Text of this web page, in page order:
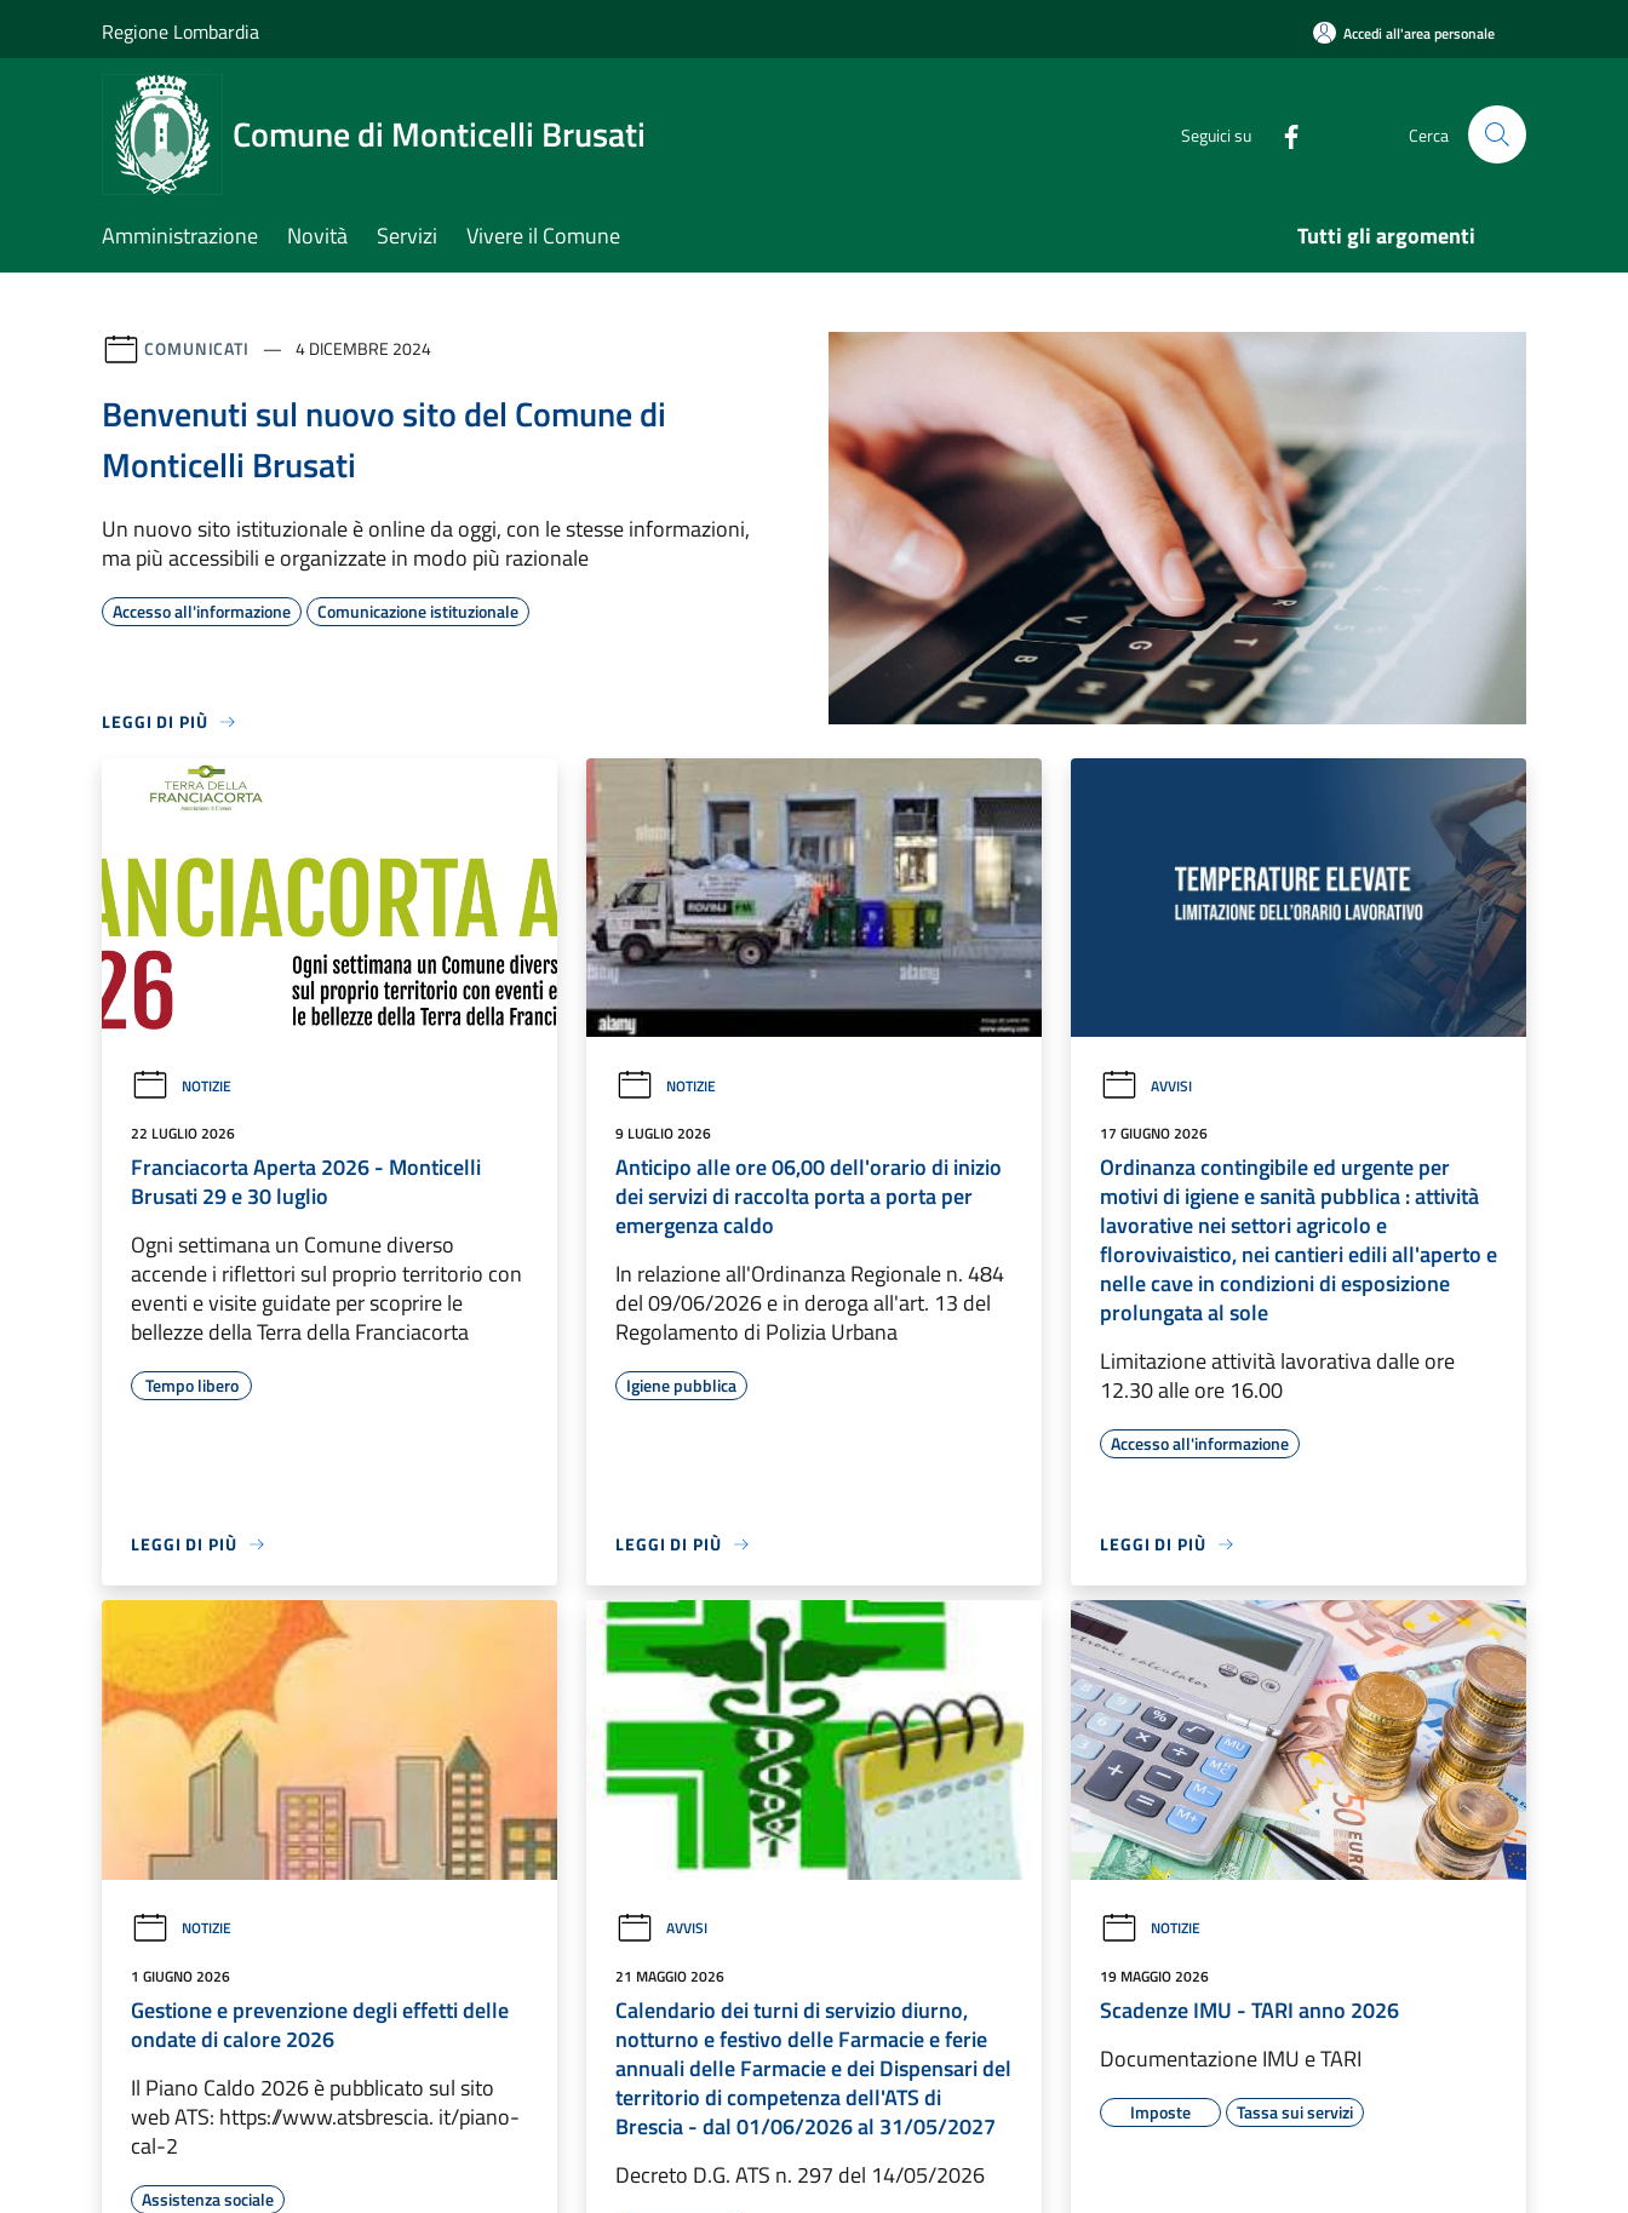
Regione Lombardia Accedi all'area personale
Comune di Monticelli Brusati Seguici su Cerca
Amministrazione Novità Servizi Vivere il Comune Tutti gli argomenti
COMUNICATI 4 DICEMBRE 2024
Benvenuti sul nuovo sito del Comune di
Monticelli Brusati
Un nuovo sito istituzionale è online da oggi, con le stesse informazioni,
ma più accessibili e organizzate in modo più razionale
Accesso all'informazione Comunicazione istituzionale
LEGGI DI PIÙ
NOTIZIE
22 LUGLIO 2026
Franciacorta Aperta 2026 - Monticelli
Brusati 29 e 30 luglio
Ogni settimana un Comune diverso
accende i riflettori sul proprio territorio con
eventi e visite guidate per scoprire le
bellezze della Terra della Franciacorta
Tempo libero
LEGGI DI PIÙ
NOTIZIE
9 LUGLIO 2026
Anticipo alle ore 06,00 dell'orario di inizio
dei servizi di raccolta porta a porta per
emergenza caldo
In relazione all'Ordinanza Regionale n. 484
del 09/06/2026 e in deroga all'art. 13 del
Regolamento di Polizia Urbana
Igiene pubblica
LEGGI DI PIÙ
AVVISI
17 GIUGNO 2026
Ordinanza contingibile ed urgente per
motivi di igiene e sanità pubblica : attività
lavorative nei settori agricolo e
florovivaistico, nei cantieri edili all'aperto e
nelle cave in condizioni di esposizione
prolungata al sole
Limitazione attività lavorativa dalle ore
12.30 alle ore 16.00
Accesso all'informazione
LEGGI DI PIÙ
NOTIZIE
1 GIUGNO 2026
Gestione e prevenzione degli effetti delle
ondate di calore 2026
Il Piano Caldo 2026 è pubblicato sul sito
web ATS: https://www.atsbrescia. it/piano-
cal-2
Assistenza sociale
AVVISI
21 MAGGIO 2026
Calendario dei turni di servizio diurno,
notturno e festivo delle Farmacie e ferie
annuali delle Farmacie e dei Dispensari del
territorio di competenza dell'ATS di
Brescia - dal 01/06/2026 al 31/05/2027
Decreto D.G. ATS n. 297 del 14/05/2026
NOTIZIE
19 MAGGIO 2026
Scadenze IMU - TARI anno 2026
Documentazione IMU e TARI
Imposte Tassa sui servizi